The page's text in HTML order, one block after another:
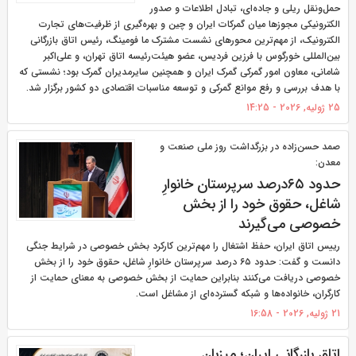
حمل‌ونقل ریلی و جاده‌ای، تبادل اطلاعات و صدور
الکترونیکی مجوزها میان گمرکات ایران و چین و بهره‌گیری از ظرفیت‌های تجارت
الکترونیک، از مهم‌ترین محورهای نشست مشترک ما فومینگ، رئیس اتاق بازرگانی
بین‌المللی خورگوس با فرزین فردیس، عضو هیئت‌رئیسه اتاق تهران، و علی‌اکبر
شامانی، معاون امور گمرکی گمرک ایران و همچنین سایرمدیران گمرک بود؛ نشستی که
با هدف بررسی و رفع موانع گمرکی و توسعه مناسبات اقتصادی دو کشور برگزار شد.
25 ژولیه, 2026 - 14:25
صمد حسن‌زاده در بزرگداشت روز ملی صنعت و
معدن:
حدود ۶۵درصد سرپرستان خانوارِ
شاغل، حقوق خود را از بخش
خصوصی می‌گیرند
رییس اتاق ایران، حفظ اشتغال را مهم‌ترین کارکرد بخش خصوصی در شرایط جنگی
دانست و گفت: حدود ۶۵ درصد سرپرستان خانوارِ شاغل، حقوق خود را از بخش
خصوصی دریافت می‌کنند بنابراین حمایت از بخش خصوصی به معنای حمایت از
کارگران، خانواده‌ها و شبکه گسترده‌ای از مشاغل است.
21 ژولیه, 2026 - 16:58